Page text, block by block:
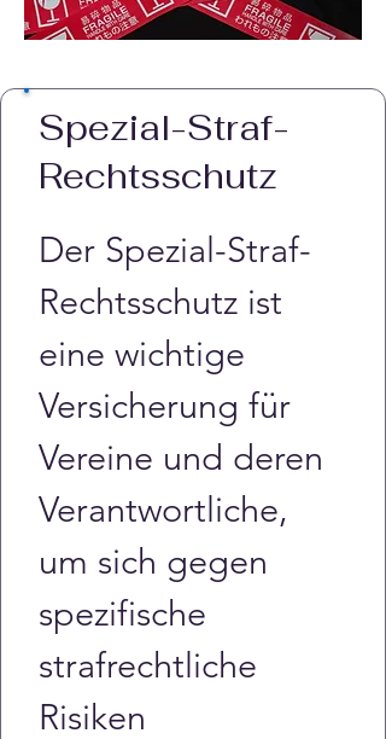
Spezial-Straf-
Rechtsschutz
Der Spezial-Straf-
Rechtsschutz ist
eine wichtige
Versicherung für
Vereine und deren
Verantwortliche,
um sich gegen
spezifische
strafrechtliche
Risiken